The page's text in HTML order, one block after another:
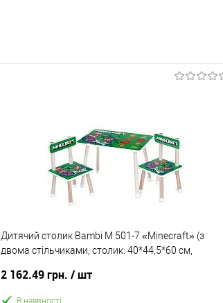
Дитячий столик Bambi M 501-7 «Minecraft» (з
двома стільчиками, столик: 40*44,5*60 см,
2 162.49 грн. / шт